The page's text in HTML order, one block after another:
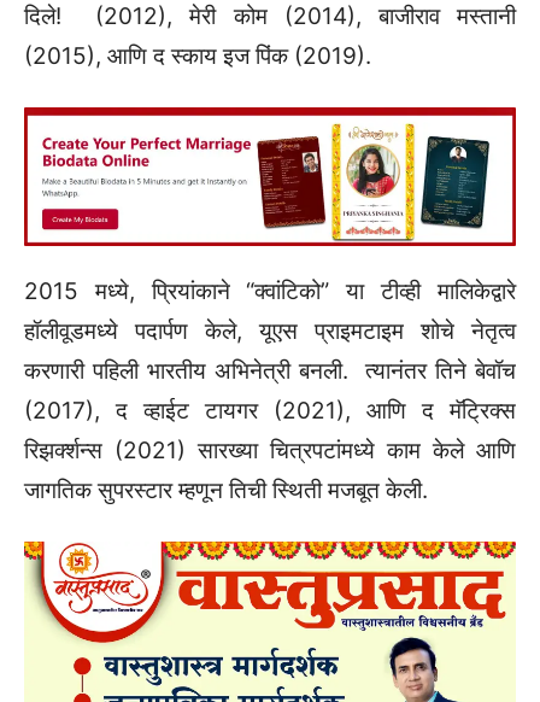
दिले! (2012), मेरी कोम (2014), बाजीराव मस्तानी
(2015), आणि द स्काय इज पिंक (2019).
2015 मध्ये, प्रियांकाने “क्वांटिको” या टीव्ही मालिकेद्वारे
हॉलीवूडमध्ये पदार्पण केले, यूएस प्राइमटाइम शोचे नेतृत्व
करणारी पहिली भारतीय अभिनेत्री बनली. त्यानंतर तिने बेवॉच
(2017), द व्हाईट टायगर (2021), आणि द मॅट्रिक्स
रिझर्क्शन्स (2021) सारख्या चित्रपटांमध्ये काम केले आणि
जागतिक सुपरस्टार म्हणून तिची स्थिती मजबूत केली.